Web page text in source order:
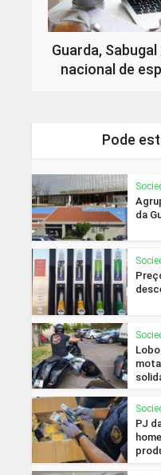
Guarda,
nacional de
Pode
da
PJ